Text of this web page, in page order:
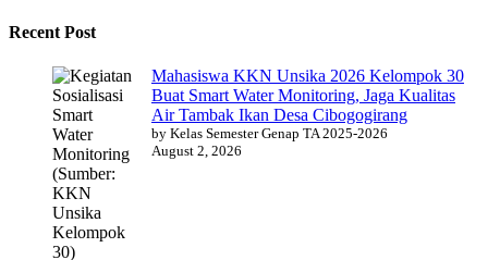
Recent Post
Mahasiswa KKN Unsika 2026 Kelompok 30
Buat Smart Water Monitoring, Jaga Kualitas
Air Tambak Ikan Desa Cibogogirang
by Kelas Semester Genap TA 2025-2026
August 2, 2026